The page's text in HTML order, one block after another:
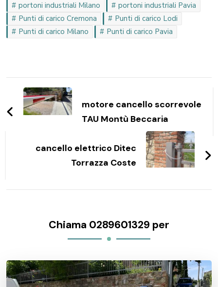
portoni industriali Milano
portoni industriali Pavia
Punti di carico Cremona
Punti di carico Lodi
Punti di carico Milano
Punti di carico Pavia
Navigazione
articoli
motore cancello scorrevole
TAU Montù Beccaria
cancello elettrico Ditec
Torrazza Coste
Chiama 0289601329 per